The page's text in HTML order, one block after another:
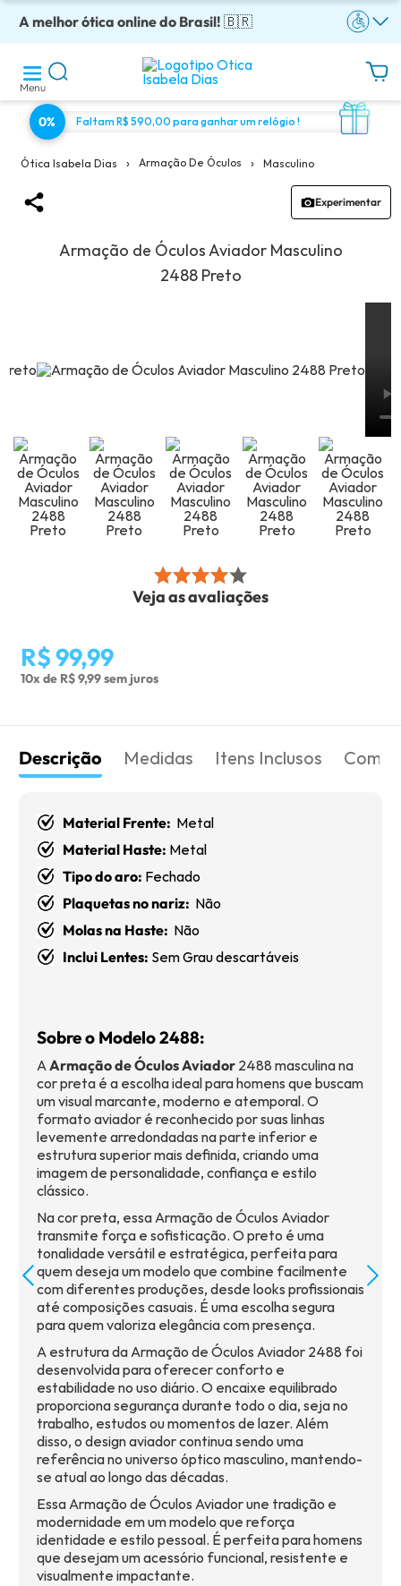
A melhor ótica online do Brasil!🇧🇷
Óculos completos armação + lentes a partir: R$199
Adquira em até 10x sem juros!
Enviamos para todo o Brasil!
Óculos de grau com preço justo!
Menu
0% Faltam R$ 590,00 para ganhar um relógio !
Ótica Isabela Dias › Armação De Óculos › Masculino
Experimentar
Armação de Óculos Aviador Masculino
2488 Preto
Veja as avaliações
R$ 99,99
10x de R$ 9,99 sem juros
Descrição Medidas Itens Inclusos Como
Material Frente: Metal
Material Haste: Metal
Tipo do aro: Fechado
Plaquetas no nariz: Não
Molas na Haste: Não
Inclui Lentes: Sem Grau descartáveis
Sobre o Modelo 2488:
AArmação de Óculos Aviador 2488 masculina na
cor preta é a escolha ideal para homens que buscam
um visual marcante, moderno e atemporal. O
formato aviador é reconhecido por suas linhas
levemente arredondadas na parte inferior e
estrutura superior mais definida, criando uma
imagem de personalidade, confiança e estilo
clássico.
Na cor preta, essa Armação de Óculos Aviador
transmite força e sofisticação. O preto é uma
tonalidade versátil e estratégica, perfeita para
quem deseja um modelo que combine facilmente
com diferentes produções, desde looks profissionais
até composições casuais. É uma escolha segura
para quem valoriza elegância com presença.
A estrutura da Armação de Óculos Aviador 2488 foi
desenvolvida para oferecer conforto e
estabilidade no uso diário. O encaixe equilibrado
proporciona segurança durante todo o dia, seja no
trabalho, estudos ou momentos de lazer. Além
disso, o design aviador continua sendo uma
referência no universo óptico masculino, mantendo-
se atual ao longo das décadas.
Essa Armação de Óculos Aviador une tradição e
modernidade em um modelo que reforça
identidade e estilo pessoal. É perfeita para homens
que desejam um acessório funcional, resistente e
visualmente impactante.